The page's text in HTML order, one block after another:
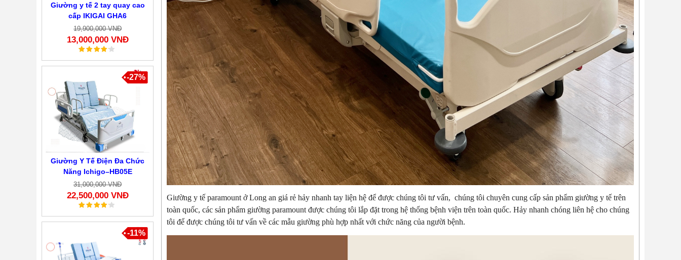
Giường y tế 2 tay quay cao
cấp IKIGAI GHA6
19,900,000 VNĐ
13,000,000 VNĐ
Giường Y Tế Điện Đa Chức
Năng Ichigo–HB05E
31,000,000 VNĐ
22,500,000 VNĐ
-27%
-11%
Giường y tế paramount ở Long an giá rẻ hảy nhanh tay liện hệ để được chúng tôi tư vấn, chúng tôi chuyên cung cấp sản phẩm giường y tế trên
toàn quốc, các sản phẩm giường paramount được chúng tôi lắp đặt trong hệ thống bệnh viện trên toàn quốc. Hảy nhanh chóng liên hệ cho chúng
tôi để được chúng tôi tư vấn về các mẫu giường phù hợp nhất với chức năng của người bệnh.